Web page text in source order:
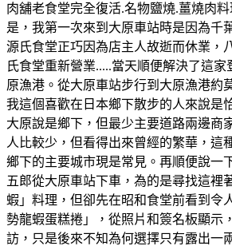
肉舖老食堂完全復活.名物鹽燒.薑燒肉
是，我第一次來到大原車站時是因為千
源氏食堂正巧因為店主人故逝而休業，
氏食堂重新營業.....當天順便解決了這
原漁港。從大原車站步行到大原漁港約
我這個喜歡在日本鄉下散步的人來說是
大原說是鄉下，但最少主要道路兩邊商
人比較少，但看得出來曾經的繁華，這
鄉下的主要城市現是常見。再順便說一
五郎從大原車站下車，為的是尋找這裡
蝦」料理，但卻先在昭和食堂前看到令
勢龍蝦蛋糕捲」，從照片和簽名板顯示
訪，只是後來不知為何選擇只有露出一